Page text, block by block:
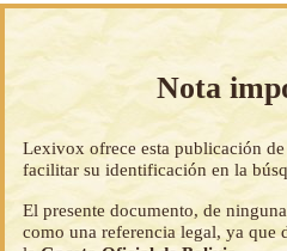
Nota
Lexivox ofrece esta publicación
facilitar su identificación en la
El presente documento, de
como una referencia legal, ya que